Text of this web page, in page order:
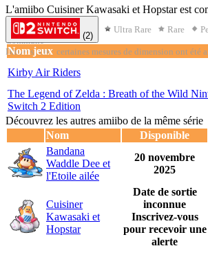
Rareté : Ultimate Rare Ultra Rare Rare
Commune
Dimensions : certaines mesures de dimension ont été
L'amiibo Cuisiner Kawasaki et Hopstar est
(2)
Nom jeux
Kirby Air Riders
The Legend of Zelda : Breath of the Wild
Switch 2 Edition
Découvrez les autres amiibo de la même série
Nom
Disponible
Bandana
Waddle Dee et
l'Etoile ailée
20 novembre
2025
Cuisiner
Kawasaki et
Hopstar
Date de sortie
inconnue
Inscrivez-vous
pour recevoir une
alerte